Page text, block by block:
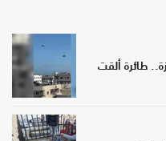
طائرة ألقت